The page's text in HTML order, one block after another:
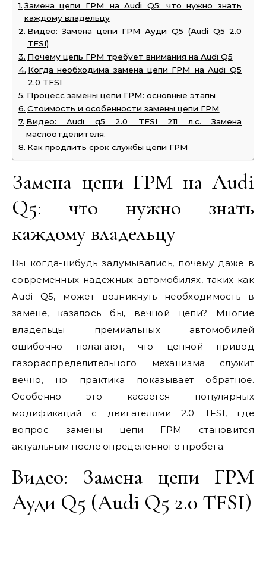
Замена цепи ГРМ на Audi Q5: что нужно знать
каждому владельцу
Видео: Замена цепи ГРМ Ауди Q5 (Audi Q5 2.0
TFSI)
Почему цепь ГРМ требует внимания на Audi Q5
Когда необходима замена цепи ГРМ на Audi Q5
2.0 TFSI
Процесс замены цепи ГРМ: основные этапы
Стоимость и особенности замены цепи ГРМ
Видео: Audi q5 2.0 TFSI 211 л.c. Замена
маслоотделителя.
Как продлить срок службы цепи ГРМ
Замена цепи ГРМ на Audi
Q5: что нужно знать
каждому владельцу
Вы когда-нибудь задумывались, почему даже в
современных надежных автомобилях, таких как
Audi Q5, может возникнуть необходимость в
замене, казалось бы, вечной цепи? Многие
владельцы премиальных автомобилей
ошибочно полагают, что цепной привод
газораспределительного механизма служит
вечно, но практика показывает обратное.
Особенно это касается популярных
модификаций с двигателями 2.0 TFSI, где
вопрос замены цепи ГРМ становится
актуальным после определенного пробега.
Видео: Замена цепи ГРМ
Ауди Q5 (Audi Q5 2.0 TFSI)